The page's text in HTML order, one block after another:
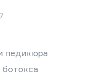
педикюра